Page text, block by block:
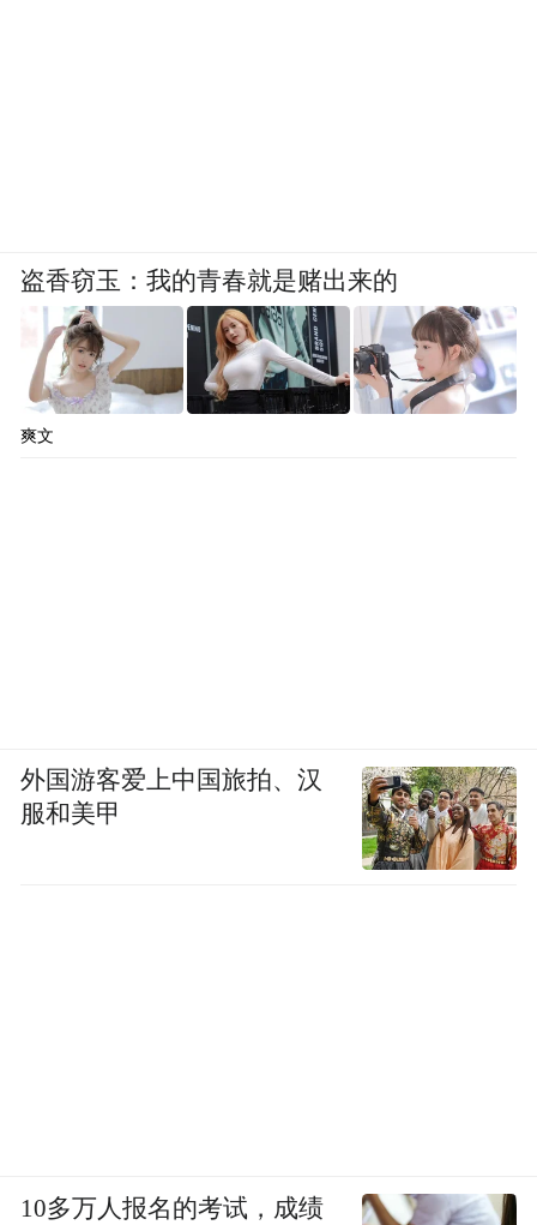
盗香窃玉：我的青春就是赌出来的
爽文
外国游客爱上中国旅拍、汉
服和美甲
10多万人报名的考试，成绩